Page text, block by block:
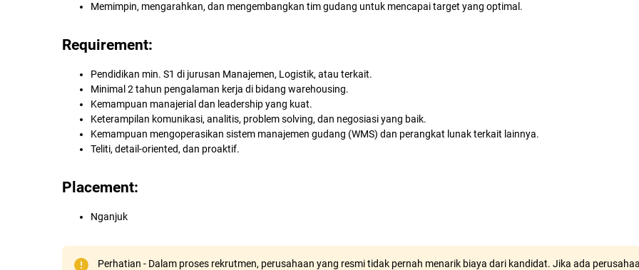
Memimpin, mengarahkan, dan mengembangkan tim gudang untuk mencapai target yang optimal.
Requirement:
Pendidikan min. S1 di jurusan Manajemen, Logistik, atau terkait.
Minimal 2 tahun pengalaman kerja di bidang warehousing.
Kemampuan manajerial dan leadership yang kuat.
Keterampilan komunikasi, analitis, problem solving, dan negosiasi yang baik.
Kemampuan mengoperasikan sistem manajemen gudang (WMS) dan perangkat lunak terkait lainnya.
Teliti, detail-oriented, dan proaktif.
Placement:
Nganjuk
Perhatian - Dalam proses rekrutmen, perusahaan yang resmi tidak pernah menarik biaya dari kandidat. Jika ada